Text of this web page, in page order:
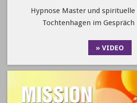
Hypnose Master und
Tochtenhagen im
» VIDEO